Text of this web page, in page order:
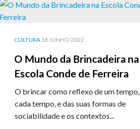
O Mundo da Brincadeira na
Escola Conde de Ferreira
CULTURA 18 JUNHO 2022
O brincar como reflexo de um tempo,
cada tempo, e das suas formas de
sociabilidade e os contextos...